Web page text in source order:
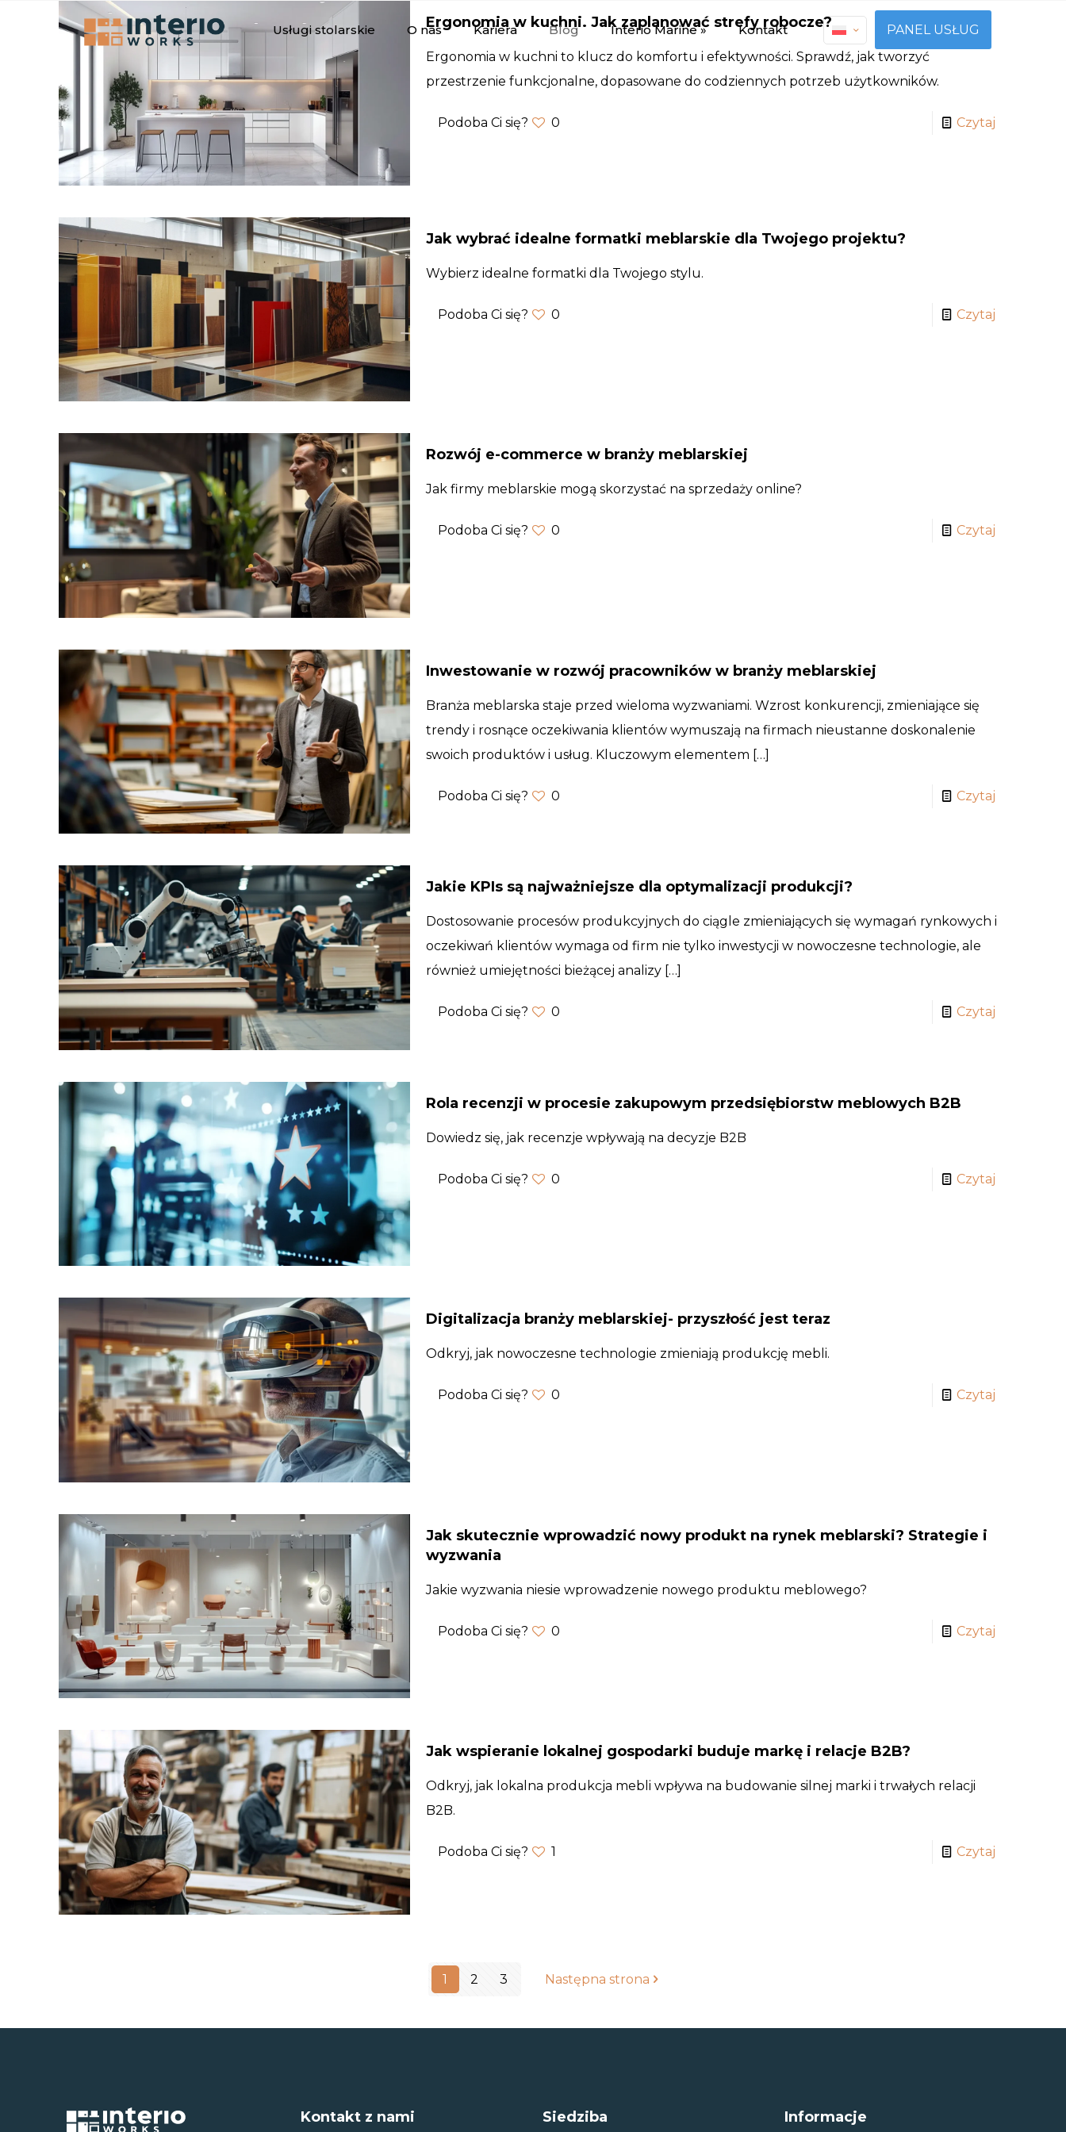
Usługi stolarskie O nas Kariera Blog Interio Marine » Kontakt PANEL USŁUG
Ergonomia w kuchni. Jak zaplanować strefy robocze?
Ergonomia w kuchni to klucz do komfortu i efektywności. Sprawdź, jak tworzyć
przestrzenie funkcjonalne, dopasowane do codziennych potrzeb użytkowników.
Podoba Ci się? 0 Czytaj
Jak wybrać idealne formatki meblarskie dla Twojego projektu?
Wybierz idealne formatki dla Twojego stylu.
Podoba Ci się? 0 Czytaj
Rozwój e-commerce w branży meblarskiej
Jak firmy meblarskie mogą skorzystać na sprzedaży online?
Podoba Ci się? 0 Czytaj
Inwestowanie w rozwój pracowników w branży meblarskiej
Branża meblarska staje przed wieloma wyzwaniami. Wzrost konkurencji, zmieniające się
trendy i rosnące oczekiwania klientów wymuszają na firmach nieustanne doskonalenie
swoich produktów i usług. Kluczowym elementem […]
Podoba Ci się? 0 Czytaj
Jakie KPIs są najważniejsze dla optymalizacji produkcji?
Dostosowanie procesów produkcyjnych do ciągle zmieniających się wymagań rynkowych i
oczekiwań klientów wymaga od firm nie tylko inwestycji w nowoczesne technologie, ale
również umiejętności bieżącej analizy[…]
Podoba Ci się? 0 Czytaj
Rola recenzji w procesie zakupowym przedsiębiorstw meblowych B2B
Dowiedz się, jak recenzje wpływają na decyzje B2B
Podoba Ci się? 0 Czytaj
Digitalizacja branży meblarskiej- przyszłość jest teraz
Odkryj, jak nowoczesne technologie zmieniają produkcję mebli.
Podoba Ci się? 0 Czytaj
Jak skutecznie wprowadzić nowy produkt na rynek meblarski? Strategie i
wyzwania
Jakie wyzwania niesie wprowadzenie nowego produktu meblowego?
Podoba Ci się? 0 Czytaj
Jak wspieranie lokalnej gospodarki buduje markę i relacje B2B?
Odkryj, jak lokalna produkcja mebli wpływa na budowanie silnej marki i trwałych relacji
B2B.
Podoba Ci się? 1 Czytaj
1 2 3 Następna strona
Kontakt z nami Siedziba Informacje